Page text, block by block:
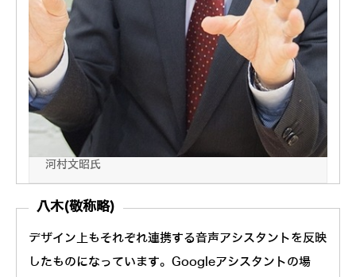
オンキヨー株式会社 開発本部 開発技術部 部長
河村文昭氏
八木(敬称略)
デザイン上もそれぞれ連携する音声アシスタントを反映
したものになっています。Googleアシスタントの場